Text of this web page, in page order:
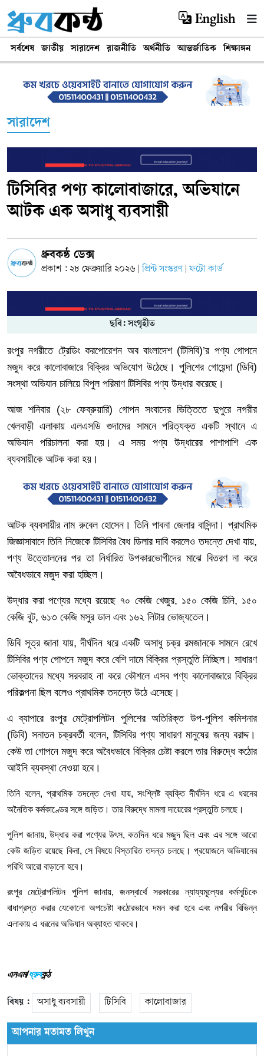
English
সর্বশেষ জাতীয় সারাদেশ রাজনীতি অর্থনীতি আন্তর্জাতিক শিক্ষাঙ্গন
সারাদেশ
টিসিবির পণ্য কালোবাজারে, অভিযানে
আটক এক অসাধু ব্যবসায়ী
ধ্রুবকন্ঠ ডেক্স
প্রকাশ : ২৮ ফেব্রুয়ারি ২০২৬ প্রিন্ট সংস্করণ ফটো কার্ড
ছবি: সংগৃহীত
রংপুর নগরীতে ট্রেডিং করপোরেশন অব বাংলাদেশ(টিসিবি)’র পণ্য গোপনে
মজুদ করে কালোবাজারে বিক্রির অভিযোগ উঠেছে। পুলিশের গোয়েন্দা(ডিবি)
সংস্থা অভিযান চালিয়ে বিপুল পরিমাণ টিসিবির পণ্য উদ্ধার করেছে।
আজ শনিবার(২৮ ফেব্রুয়ারি) গোপন সংবাদের ভিত্তিতে দুপুরে নগরীর
খেলবাড়ী এলাকায় এলএসডি গুদামের সামনে পরিত্যক্ত একটি স্থানে এ
অভিযান পরিচালনা করা হয়। এ সময় পণ্য উদ্ধারের পাশাপাশি এক
ব্যবসায়ীকে আটক করা হয়।
আটক ব্যবসায়ীর নাম রুবেল হোসেন। তিনি পাবনা জেলার বাসিন্দা। প্রাথমিক
জিজ্ঞাসাবাদে তিনি নিজেকে টিসিবির বৈধ ডিলার দাবি করলেও তদন্তে দেখা যায়,
পণ্য উত্তোলনের পর তা নির্ধারিত উপকারভোগীদের মাঝে বিতরণ না করে
অবৈধভাবে মজুদ করা হচ্ছিল।
উদ্ধার করা পণ্যের মধ্যে রয়েছে ৭০ কেজি খেজুর, ১৫০ কেজি চিনি, ১৫০
কেজি বুট, ৬১৩ কেজি মসুর ডাল এবং ১৬২ লিটার ভোজ্যতেল।
ডিবি সূত্র জানা যায়,দীর্ঘদিন ধরে একটি অসাধু চক্র রমজানকে সামনে রেখে
টিসিবির পণ্য গোপনে মজুদ করে বেশি দামে বিক্রির প্রস্তুতি নিচ্ছিল। সাধারণ
ভোক্তাদের মধ্যে সরবরাহ না করে কৌশলে এসব পণ্য কালোবাজারে বিক্রির
পরিকল্পনা ছিল বলেও প্রাথমিক তদন্তে উঠে এসেছে।
এ ব্যাপারে রংপুর মেট্রোপলিটন পুলিশের অতিরিক্ত উপ-পুলিশ কমিশনার
(ডিবি)সনাতন চক্রবর্তী বলেন, টিসিবির পণ্য সাধারণ মানুষের জন্য বরাদ্দ।
কেউ তা গোপনে মজুদ করে অবৈধভাবে বিক্রির চেষ্টা করলে তার বিরুদ্ধে কঠোর
আইনি ব্যবস্থা নেওয়া হবে।
তিনি বলেন,প্রাথমিক তদন্তে দেখা যায়,সংশ্লিষ্ট ব্যক্তি দীর্ঘদিন ধরে এ ধরনের
অনৈতিক কর্মকাণ্ডের সঙ্গে জড়িত। তার বিরুদ্ধে মামলা দায়েরের প্রস্তুতি চলছে।
পুলিশ জানায়,উদ্ধার করা পণ্যের উৎস,কতদিন ধরে মজুদ ছিল এবং এর সঙ্গে আরো
কেউ জড়িত রয়েছে কিনা, সে বিষয়ে বিস্তারিত তদন্ত চলছে। প্রয়োজনে অভিযানের
পরিধি আরো বাড়ানো হবে।
রংপুর মেট্রোপলিটন পুলিশ জানায়,জনস্বার্থে সরকারের ন্যায্যমূল্যের
কর্মসূচিকে
বাধাগ্রস্ত করার যেকোনো অপচেষ্টা কঠোরভাবে দমন করা হবে এবং নগরীর বিভিন্ন
এলাকায় এ ধরনের অভিযান অব্যাহত থাকবে।
এনএম/ধ্রুবকন্ঠ
বিষয় : অসাধু ব্যবসায়ী টিসিবি কালোবাজার
আপনার মতামত লিখুন